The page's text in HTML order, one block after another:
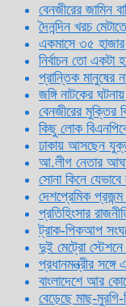
বেনজীরের জামিন
দৈনন্দিন খরচ
একমাসে ৩৫ হাজার
নির্বাচন তো একটা
প্রান্তিক মানুষের
জঙ্গি নাটকের
বেনজীরের মুক্তির
কিছু লোক
ঢাকায় আসছেন
আ.লীগ নেতার
সোনা কিনে
দেশপ্রেমিক
প্রতিহিংসার
ট্রাক-পিকআপ
দুই মেট্রো
প্রধানমন্ত্রীর
বাংলাদেশে আর
বেড়েছে মাছ-মুরগি-